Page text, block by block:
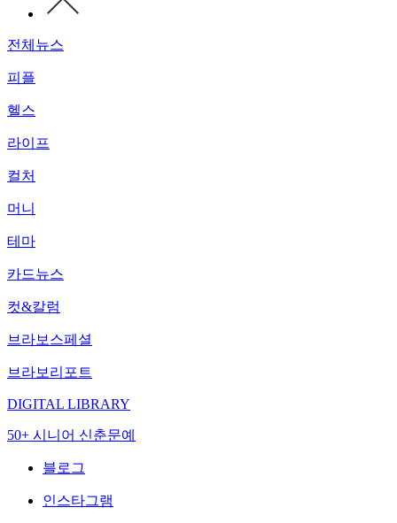
전체뉴스
피플
헬스
라이프
컬처
머니
테마
카드뉴스
컷&칼럼
브라보스페셜
브라보리포트
DIGITAL LIBRARY
50+ 시니어 신춘문예
블로그
인스타그램